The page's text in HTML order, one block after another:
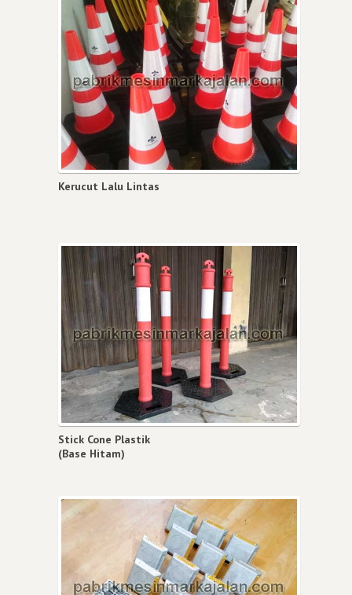
Kerucut Lalu Lintas
Stick Cone Plastik
(Base Hitam)